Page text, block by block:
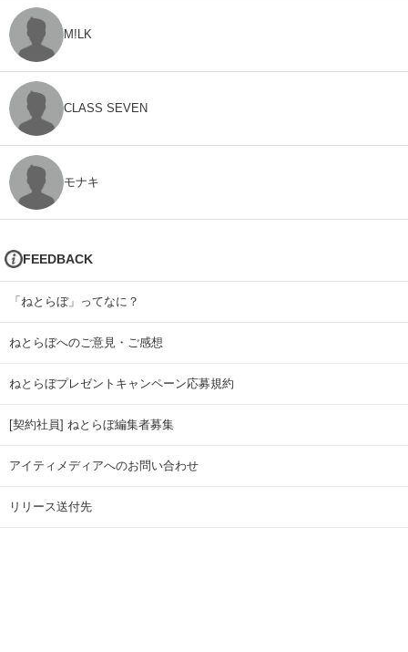
M!LK
CLASS SEVEN
モナキ
FEEDBACK
「ねとらぼ」ってなに？
ねとらぼへのご意見・ご感想
ねとらぼプレゼントキャンペーン応募規約
[契約社員] ねとらぼ編集者募集
アイティメディアへのお問い合わせ
リリース送付先